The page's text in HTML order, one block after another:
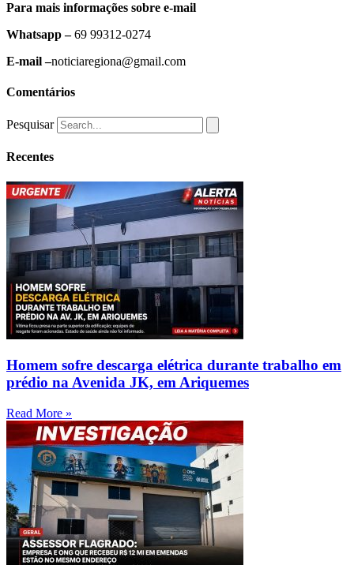
Para mais informações sobre e-mail
Whatsapp –69 99312-0274
E-mail –noticiaregiona@gmail.com
Comentários
Pesquisar
Recentes
Homem sofre descarga elétrica durante trabalho em
prédio na Avenida JK, em Ariquemes
Read More »